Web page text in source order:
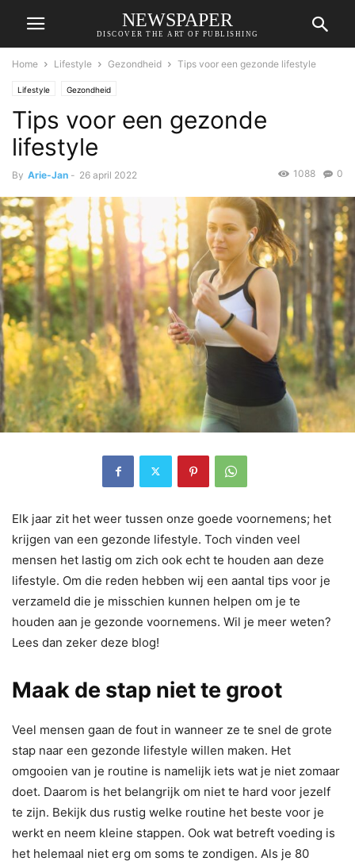
NEWSPAPER
DISCOVER THE ART OF PUBLISHING
Home Lifestyle Gezondheid Tips voor een gezonde lifestyle
Lifestyle Gezondheid
Tips voor een gezonde
lifestyle
By Arie-Jan - 26 april 2022 0
1088
Elk jaar zit het weer tussen onze goede voornemens; het
krijgen van een gezonde lifestyle. Toch vinden veel
mensen het lastig om zich ook echt te houden aan deze
lifestyle. Om die reden hebben wij een aantal tips voor je
verzameld die je misschien kunnen helpen om je te
houden aan je gezonde voornemens. Wil je meer weten?
Lees dan zeker deze blog!
Maak de stap niet te groot
Veel mensen gaan de fout in wanneer ze te snel de grote
stap naar een gezonde lifestyle willen maken. Het
omgooien van je routine is namelijk iets wat je niet zomaar
doet. Daarom is het belangrijk om niet te hard voor jezelf
te zijn. Bekijk dus rustig welke routine het beste voor je
werkt en neem kleine stappen. Ook wat betreft voeding is
het helemaal niet erg om soms te zondigen. Als je 80